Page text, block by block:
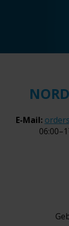
E-Mail: